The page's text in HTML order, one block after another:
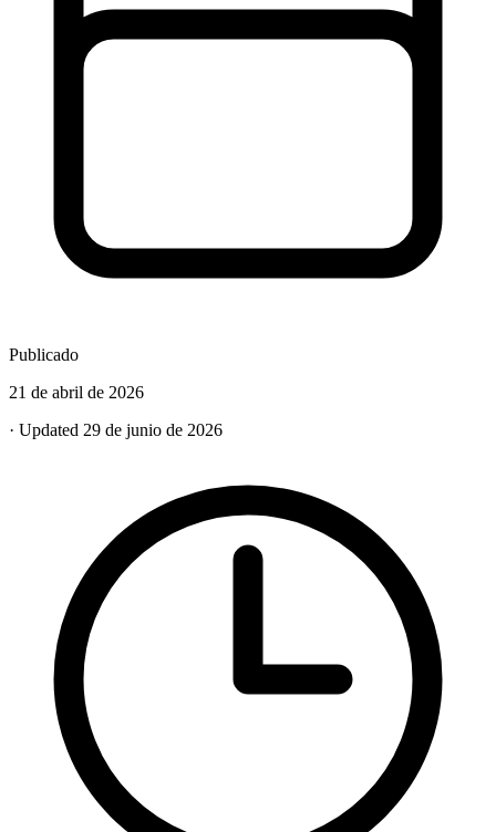
Publicado
21 de abril de 2026
· Updated 29 de junio de 2026